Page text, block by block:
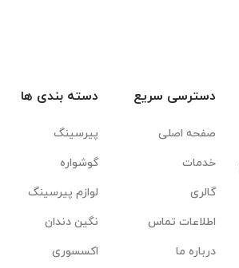
دسترسی سریع
صفحه اصلی
خدمات
گالری
اطلاعات تماس
درباره ما
دسته بندی ها
پیرسینگ
گوشواره
لوازم پیرسینگ
نگین دندان
اکسسوری